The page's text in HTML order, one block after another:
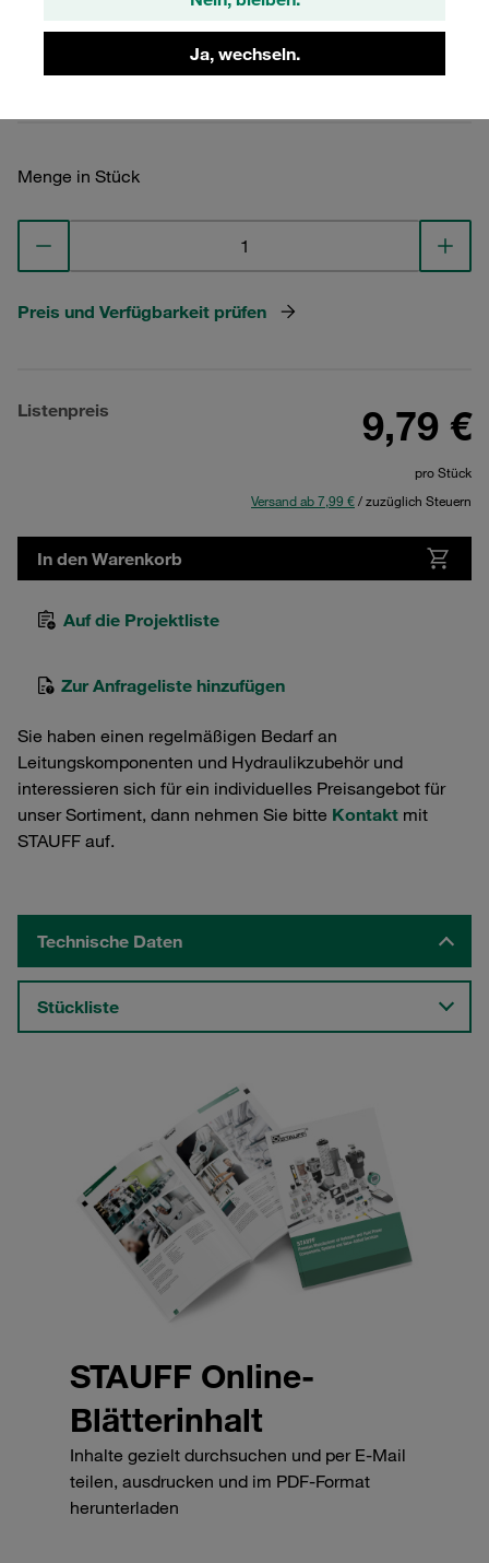
Ja, wechseln.
Technische Daten ansehen
Menge in Stück
Preis und Verfügbarkeit prüfen
Listenpreis 9,79 €
pro Stück
Versand ab 7,99 €/ zuzüglich Steuern
In den Warenkorb
Auf die Projektliste
Zur Anfrageliste hinzufügen
Sie haben einen regelmäßigen Bedarf an
Leitungskomponenten und Hydraulikzubehör und
interessieren sich für ein individuelles Preisangebot für
unser Sortiment, dann nehmen Sie bitte Kontakt mit
STAUFF auf.
Technische Daten
Stückliste
STAUFF Online-
Blätterinhalt
Inhalte gezielt durchsuchen und per E-Mail
teilen, ausdrucken und im PDF-Format
herunterladen